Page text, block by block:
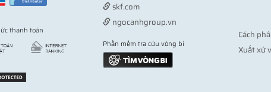
thanh toán
skf.com
ngocanhgroup.vn
Phần mềm tra cứu vòng bi
Cách
Xuất xứ